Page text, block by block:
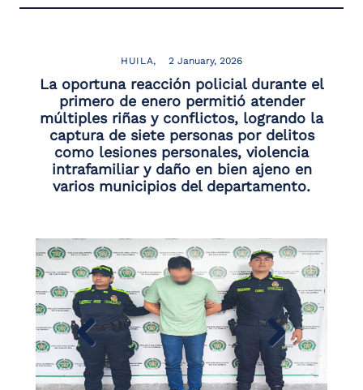
HUILA 2 January, 2026
La oportuna reacción policial durante el
primero de enero permitió atender
múltiples riñas y conflictos, logrando la
captura de siete personas por delitos
como lesiones personales, violencia
intrafamiliar y daño en bien ajeno en
varios municipios del departamento.